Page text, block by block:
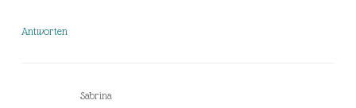
Antworten
Sabrina